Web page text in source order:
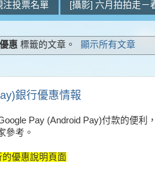
注投票名單 [攝影] 六月拍拍走－
惠標籤的文章。 顯示所有文章
銀行優惠情報
Pay (Android Pay)付款的便利，
參考。
優惠說明頁面